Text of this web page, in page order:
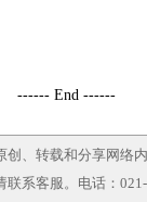
------ End ------
、转载和分享网络
系客服。电话：